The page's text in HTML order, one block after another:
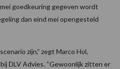
goedkeuring gegeven wordt
dan eind mei opengesteld
zijn,” zegt Marco Hol,
bij DLV Advies. “Gewoonlijk zitten er